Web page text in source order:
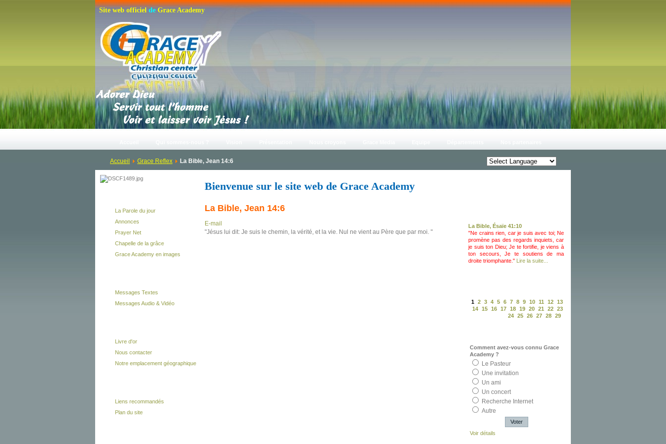
Site web officiel de Grace Academy
Accueil Grace Reflex La Bible, Jean 14:6
La Parole du jour
Annonces
Prayer Net
Chapelle de la grâce
Grace Academy en images
Messages Textes
Messages Audio & Vidéo
Livre d'or
Nous contacter
Notre emplacement géographique
Liens recommandés
Plan du site
Bienvenue sur le site web de Grace Academy
La Bible, Jean 14:6
E-mail
"Jésus lui dit: Je suis le chemin, la vérité, et la vie. Nul ne vient au Père que par moi. "
La Bible, Ésaïe 41:10
"Ne crains rien, car je suis avec toi; Ne
promène pas des regards inquiets, car
je suis ton Dieu; Je te fortifie, je viens à
ton secours, Je te soutiens de ma
droite triomphante." Lire la suite...
1 2 3 4 5 6 7 8 9 10 11 12 13
14 15 16 17 18 19 20 21 22 23
24 25 26 27 28 29
Comment avez-vous connu Grace
Academy ?
Le Pasteur
Une invitation
Un ami
Un concert
Recherche Internet
Autre
Voir détails